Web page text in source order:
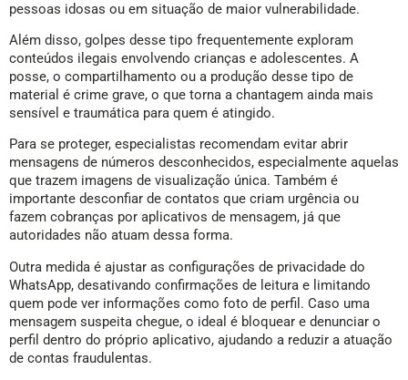
pessoas idosas ou em situação de maior vulnerabilidade.
Além disso, golpes desse tipo frequentemente exploram
conteúdos ilegais envolvendo crianças e adolescentes. A
posse, o compartilhamento ou a produção desse tipo de
material é crime grave, o que torna a chantagem ainda mais
sensível e traumática para quem é atingido.
Para se proteger, especialistas recomendam evitar abrir
mensagens de números desconhecidos, especialmente aquelas
que trazem imagens de visualização única. Também é
importante desconfiar de contatos que criam urgência ou
fazem cobranças por aplicativos de mensagem, já que
autoridades não atuam dessa forma.
Outra medida é ajustar as configurações de privacidade do
WhatsApp, desativando confirmações de leitura e limitando
quem pode ver informações como foto de perfil. Caso uma
mensagem suspeita chegue, o ideal é bloquear e denunciar o
perfil dentro do próprio aplicativo, ajudando a reduzir a atuação
de contas fraudulentas.